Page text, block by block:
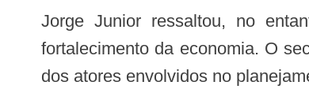
Jorge Junior ressaltou, no entanto, que a melhoria dos serviços de saúde, como em qualquer outra área, passa pelo
fortalecimento da economia. O
dos atores envolvidos no